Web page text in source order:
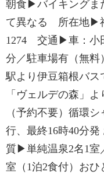
朝食▶バイキングま
て異なる 所在地▶
1274 交通▶車：小
分／駐車場有（無
駅より伊豆箱根バ
「ヴェルデの森」
（予約不要）循環
行、最終16時40分
質▶単純温泉2名1室
室（1泊2食付）おひ